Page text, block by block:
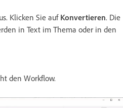
Klicken Sie auf Konvertieren. Die
in Text im Thema oder in den
den Workflow.